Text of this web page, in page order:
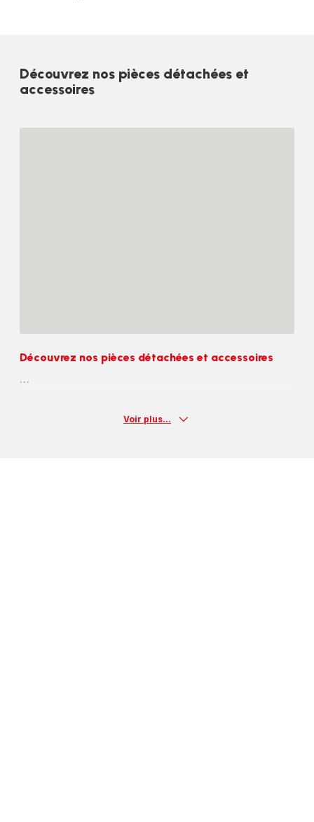
Découvrez nos pièces détachées et
accessoires
Découvrez nos pièces détachées et accessoires
Voir plus...